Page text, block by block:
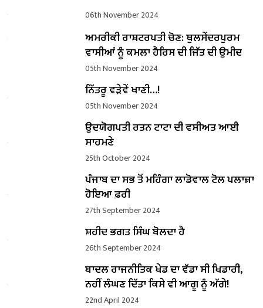
06th November 2024
ਅਮਰੀਕੀ ਰਾਸ਼ਟਰਪਤੀ ਚੋਣ: ਥੁਲਸੇਂਦਰਪੁਰਮ
ਵਾਸੀਆਂ ਨੂੰ ਕਮਲਾ ਹੈਰਿਸ ਦੀ ਜਿੱਤ ਦੀ ਉਮੀਦ
05th November 2024
ਨਿੱਤਰੂ ਵੜੇਵੇਂ ਖਾਣੀ…!
05th November 2024
ਉਦਯੋਗਪਤੀ ਰਤਨ ਟਾਟਾ ਦੀ ਵਸੀਅਤ ਆਈ
ਸਾਹਮਣੇ
25th October 2024
ਪੰਜਾਬ ਦਾ ਸਭ ਤੋਂ ਮਹਿੰਗਾ ਲਾਡੋਵਾਲ ਟੋਲ ਪਲਾਜ਼ਾ
ਹੋਇਆ ਫ਼ਰੀ
27th September 2024
ਸ਼ਹੀਦ ਭਗਤ ਸਿੰਘ ਬੋਲਦਾ ਹੈ
26th September 2024
ਬਾਦਲ ਰਾਜਨੀਤਿਕ ਖੇਡ ਦਾ ਵੱਡਾ ਸੀ ਖਿਡਾਰੀ,
ਨਹੀਂ ਲੰਘਣ ਦਿੱਤਾ ਕਿਸੇ ਵੀ ਆਗੂ ਨੂੰ ਅੱਗੇ!
22nd April 2024